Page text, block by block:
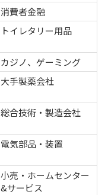
消費者金融
トイレタリー用品
カジノ、ゲーミング
大手製薬会社
総合技術・製造会社
電気部品・装置
小売・ホームセンター
&サービス